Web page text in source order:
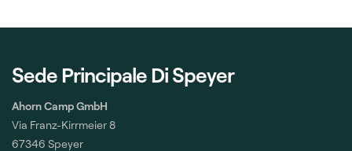
Sede Principale Di Speyer
Ahorn Camp GmbH
Via Franz-Kirrmeier 8
67346 Speyer